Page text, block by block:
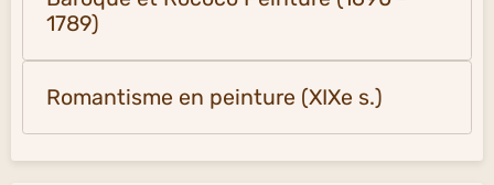
1789)
Romantisme en peinture (XIXe s.)